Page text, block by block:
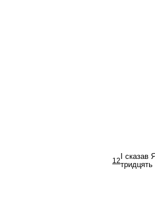
12 І
тридцять